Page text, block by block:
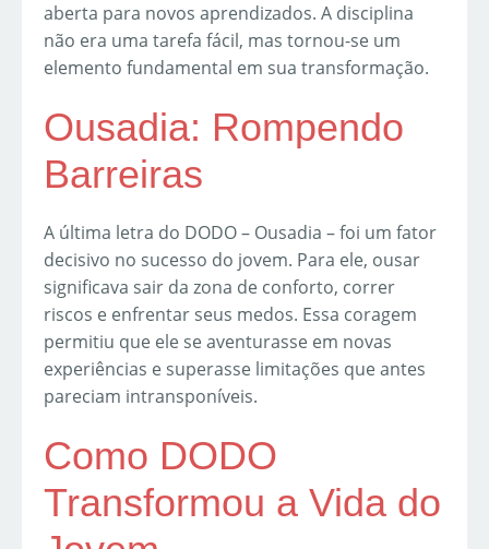
aberta para novos aprendizados. A disciplina
não era uma tarefa fácil, mas tornou-se um
elemento fundamental em sua transformação.
Ousadia: Rompendo
Barreiras
A última letra do DODO – Ousadia – foi um fator
decisivo no sucesso do jovem. Para ele, ousar
significava sair da zona de conforto, correr
riscos e enfrentar seus medos. Essa coragem
permitiu que ele se aventurasse em novas
experiências e superasse limitações que antes
pareciam intransponíveis.
Como DODO
Transformou a Vida do